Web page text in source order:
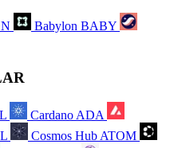
Babylon BABY
Cardano ADA
Cosmos Hub ATOM